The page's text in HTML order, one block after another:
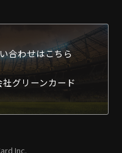
合わせはこちら
グリーンカード
Inc.